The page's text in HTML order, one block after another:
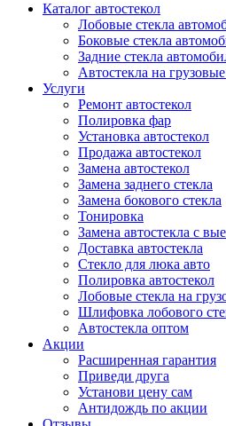
Каталог автостекол
Лобовые стекла
Боковые стекла
Задние стекла
Автостекла на
Услуги
Ремонт автостекол
Полировка фар
Установка автостекол
Продажа автостекол
Замена автостекол
Замена заднего стекла
Замена бокового стекла
Тонировка
Замена автостекла с
Доставка автостекла
Стекло для люка авто
Полировка автостекол
Лобовые стекла на
Шлифовка лобового
Автостекла оптом
Акции
Расширенная гарантия
Приведи друга
Установи цену сам
Антидождь по акции